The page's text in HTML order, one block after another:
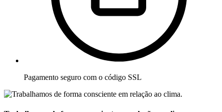
Pagamento seguro com o código SSL